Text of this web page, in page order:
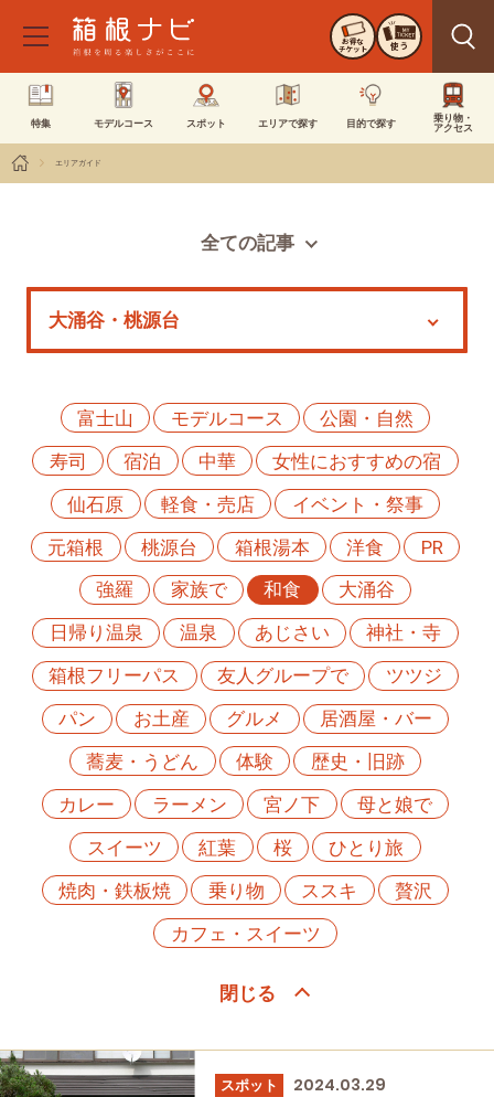
お得な
チケット 使う
特集 モデルコース スポット エリアで探す 目的で探す
乗り物・
アクセス
エリアガイド
全ての記事
特集
富士山
モデルコース
公園・自然
寿司
宿泊 中華
女性におすすめの宿
仙石原
軽食・売店
イベント・祭事
元箱根
桃源台 箱根湯本 洋食
PR
強羅
家族で 和食
大涌谷
日帰り温泉
温泉 あじさい
神社・寺
箱根フリーパス
友人グループで
ツツジ
パン
お土産 グルメ
居酒屋・バー
蕎麦・うどん
体験
歴史・旧跡
カレー
ラーメン 宮ノ下
母と娘で
スイーツ
紅葉 桜
ひとり旅
焼肉・鉄板焼
乗り物 ススキ
贅沢
カフェ・スイーツ
スポット 2024.03.29